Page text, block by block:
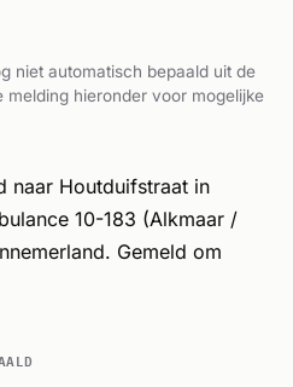
niet automatisch bepaald uit de
hieronder voor mogelijke
naar Houtduifstraat in
10-183 (Alkmaar /
Gemeld om